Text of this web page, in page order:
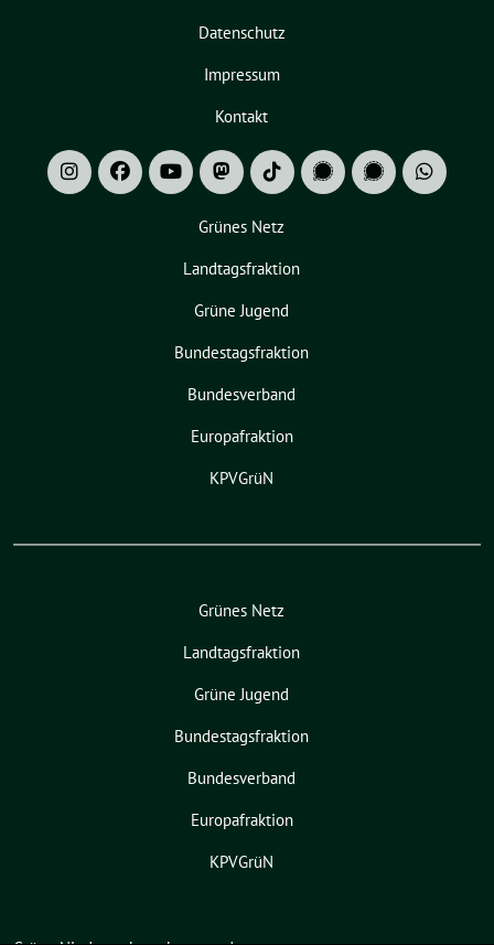
Datenschutz
Impressum
Kontakt
Grünes Netz
Landtagsfraktion
Grüne Jugend
Bundestagsfraktion
Bundesverband
Europafraktion
KPVGrüN
Grünes Netz
Landtagsfraktion
Grüne Jugend
Bundestagsfraktion
Bundesverband
Europafraktion
KPVGrüN